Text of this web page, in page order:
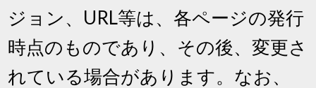
ジョン、URL等は、各ページの発行
時点のものであり、その後、変更さ
れている場合があります。なお、